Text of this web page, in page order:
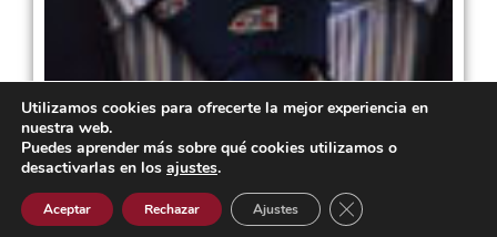
Utilizamos cookies para ofrecerte la mejor experiencia en
nuestra web.
Puedes aprender más sobre qué cookies utilizamos o
desactivarlas en los ajustes.
Aceptar Rechazar Ajustes Cerrar el banner de